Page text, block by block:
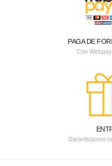
PAGA DE
Con
Garantizamos